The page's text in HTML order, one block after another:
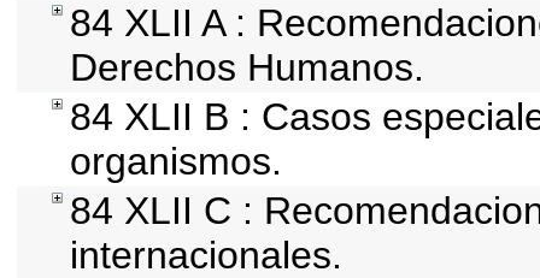
84 XLII A :
Derechos Humanos.
84 XLII B : Casos
organismos.
84 XLII C :
internacionales.